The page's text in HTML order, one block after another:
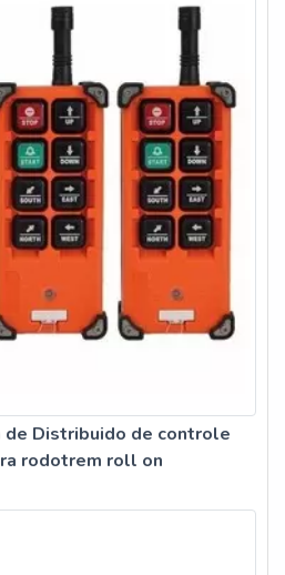
Distribuido de controle
rodotrem roll on